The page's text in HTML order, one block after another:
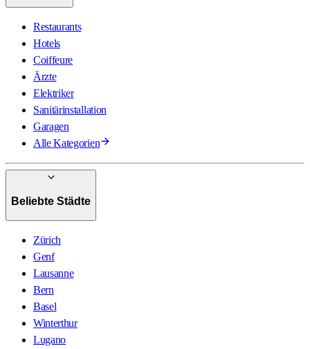
Restaurants
Hotels
Coiffeure
Ärzte
Elektriker
Sanitärinstallation
Garagen
Alle Kategorien
Beliebte Städte
Zürich
Genf
Lausanne
Bern
Basel
Winterthur
Lugano